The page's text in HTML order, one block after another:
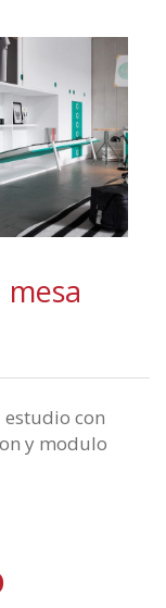
con
y modulo